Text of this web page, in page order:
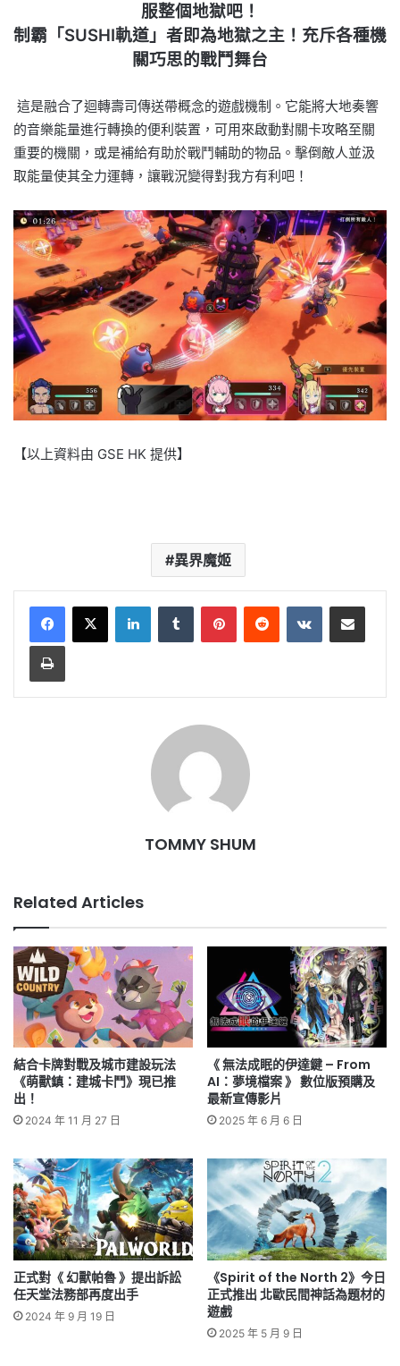
服整個地獄吧！
制霸「SUSHI軌道」者即為地獄之主！充斥各種機
關巧思的戰鬥舞台
這是融合了迴轉壽司傳送帶概念的遊戲機制。它能將大地奏響
的音樂能量進行轉換的便利裝置，可用來啟動對關卡攻略至關
重要的機關，或是補給有助於戰鬥輔助的物品。擊倒敵人並汲
取能量使其全力運轉，讓戰況變得對我方有利吧！
【以上資料由 GSE HK 提供】
異界魔姬
LinkedInTumblr PinterestReddit VKontakteShare via Email
Print
TOMMY SHUM
Related Articles
結合卡牌對戰及城市建設玩法
《萌獸鎮：建城卡鬥》現已推
出！
2024 年 11 月 27 日
《 無法成眠的伊達鍵 – From
AI：夢境檔案 》 數位版預購及
最新宣傳影片
2025 年 6 月 6 日
正式對《 幻獸帕魯 》提出訴訟
任天堂法務部再度出手
2024 年 9 月 19 日
《Spirit of the North 2》今日
正式推出 北歐民間神話為題材的
遊戲
2025 年 5 月 9 日